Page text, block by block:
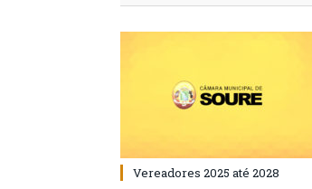
Vereadores 2025 até 2028